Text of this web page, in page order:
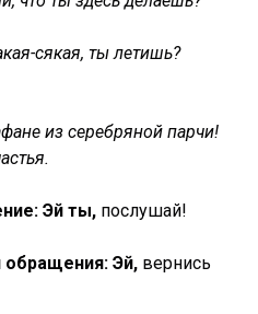
сякая, ты летишь?
из серебряной парчи!
Эй ты, послушай!
Эй, вернись